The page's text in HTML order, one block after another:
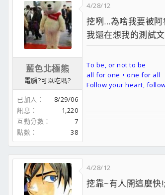
CBB QR碼
我好想當狼喔...;x;
藍色北極熊
電腦?可以吃嗎?
已加入
8/29/06
訊息
1,220
互動分數
7
點數
38
4/28/12
挖咧...為啥我要被阿
我還在想我的測試
To be, or not to be
all for one，one for all
Follow your heart,
4/28/12
挖靠~有人開這麼